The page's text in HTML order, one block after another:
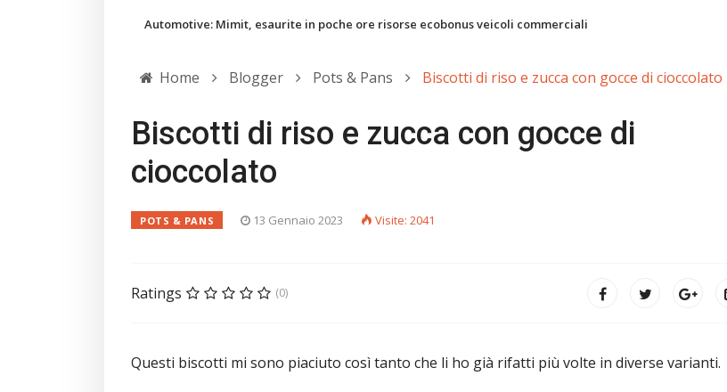
Automotive: Mimit, esaurite in poche ore risorse ecobonus veicoli commerciali
Home Blogger Pots & Pans Biscotti di riso e zucca con gocce di cioccolato
Biscotti di riso e zucca con gocce di
cioccolato
POTS & PANS 13 Gennaio 2023 Visite: 2041
Ratings (0)
Questi biscotti mi sono piaciuto così tanto che li ho già rifatti più volte in diverse varianti.